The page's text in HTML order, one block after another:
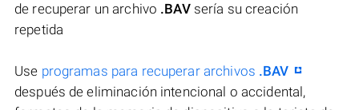
de recuperar un archivo .BAVsería su creación
repetida
Use programas para recuperar archivos .BAV
después de eliminación intencional o accidental,